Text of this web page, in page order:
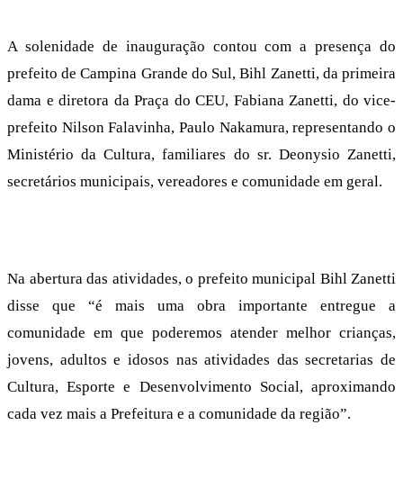
A solenidade de inauguração contou com a presença do
prefeito de Campina Grande do Sul, Bihl Zanetti, da primeira
dama e diretora da Praça do CEU, Fabiana Zanetti, do vice-
prefeito Nilson Falavinha, Paulo Nakamura, representando o
Ministério da Cultura, familiares do sr. Deonysio Zanetti,
secretários municipais, vereadores e comunidade em geral.
Na abertura das atividades, o prefeito municipal Bihl Zanetti
disse que “é mais uma obra importante entregue a
comunidade em que poderemos atender melhor crianças,
jovens, adultos e idosos nas atividades das secretarias de
Cultura, Esporte e Desenvolvimento Social, aproximando
cada vez mais a Prefeitura e a comunidade da região”.